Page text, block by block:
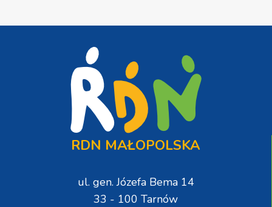
RDN MAŁOPOLSKA
ul. gen. Józefa Bema 14
33 - 100 Tarnów